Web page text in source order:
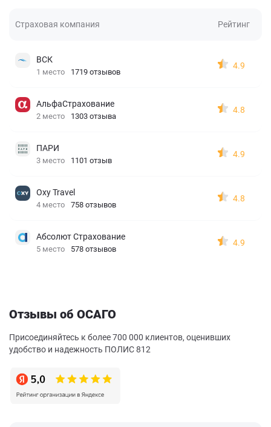
Страховая компания Рейтинг
ВСК
1 место 1719 отзывов
4.9
АльфаСтрахование
2 место 1303 отзыва
4.8
ПАРИ
3 место 1101 отзыв
4.9
Oxy Travel
4 место 758 отзывов
4.8
Абсолют Страхование
5 место 578 отзывов
4.9
Отзывы об ОСАГО
Присоединяйтесь к более 700 000 клиентов, оценивших
удобство и надежность ПОЛИС 812